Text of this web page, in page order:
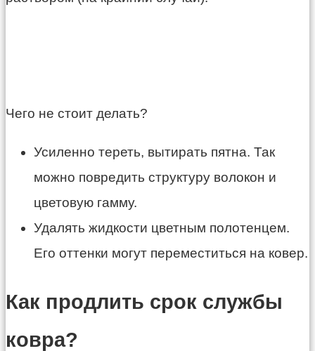
Чего не стоит делать?
Усиленно тереть, вытирать пятна. Так
можно повредить структуру волокон и
цветовую гамму.
Удалять жидкости цветным полотенцем.
Его оттенки могут переместиться на ковер.
Как продлить срок службы
ковра?